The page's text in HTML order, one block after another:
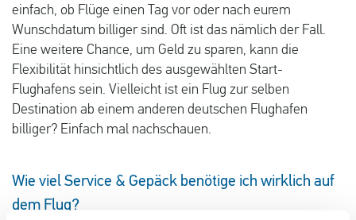
einfach, ob Flüge einen Tag vor oder nach eurem
Wunschdatum billiger sind. Oft ist das nämlich der Fall.
Eine weitere Chance, um Geld zu sparen, kann die
Flexibilität hinsichtlich des ausgewählten Start-
Flughafens sein. Vielleicht ist ein Flug zur selben
Destination ab einem anderen deutschen Flughafen
billiger? Einfach mal nachschauen.
Wie viel Service & Gepäck benötige ich wirklich auf
dem Flug?